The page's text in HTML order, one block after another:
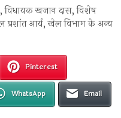
विधायक खजान दास, विशेष
प्रशांत आर्य, खेल विभाग के अन्य
Pinterest
WhatsApp Email